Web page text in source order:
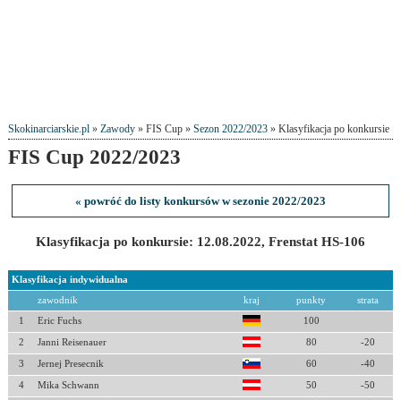
Skokinarciarskie.pl» Zawody» FIS Cup » Sezon 2022/2023» Klasyfikacja po konkursie
FIS Cup 2022/2023
« powróć do listy konkursów w sezonie 2022/2023
Klasyfikacja po konkursie: 12.08.2022, Frenstat HS-106
Klasyfikacja indywidualna
zawodnik kraj punkty strata
1 Eric Fuchs 100
2 Janni Reisenauer 80 -20
3 Jernej Presecnik 60 -40
4 Mika Schwann 50 -50